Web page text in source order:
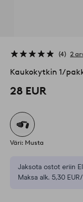
4 2
Kaukokytkin 1/
28 EUR
Väri: Musta
Jaksota ostot eriin
Maksa alk. 5,30